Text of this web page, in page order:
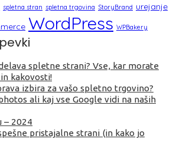
spletna stran spletna trgovina StoryBrand urejanje
WordPress WPBakery
spletne strani? Vse, kar morate
kakovosti!
izbira za vašo spletno trgovino?
ali kaj vse Google vidi na naših
– 2024
pristajalne strani (in kako jo